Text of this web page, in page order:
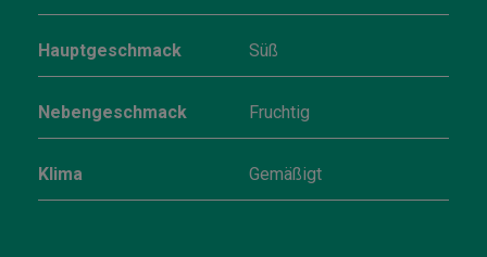
Hauptgeschmack Süß
Nebengeschmack Fruchtig
Klima Gemäßigt